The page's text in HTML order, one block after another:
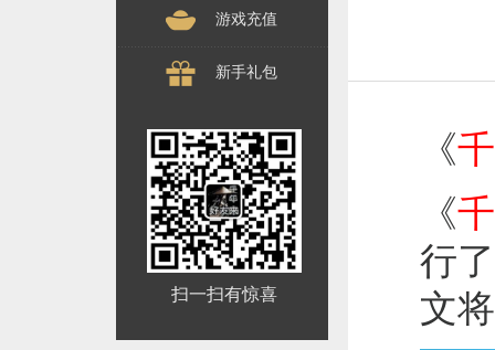
游戏充值
新手礼包
扫一扫有惊喜
《
《
行
文